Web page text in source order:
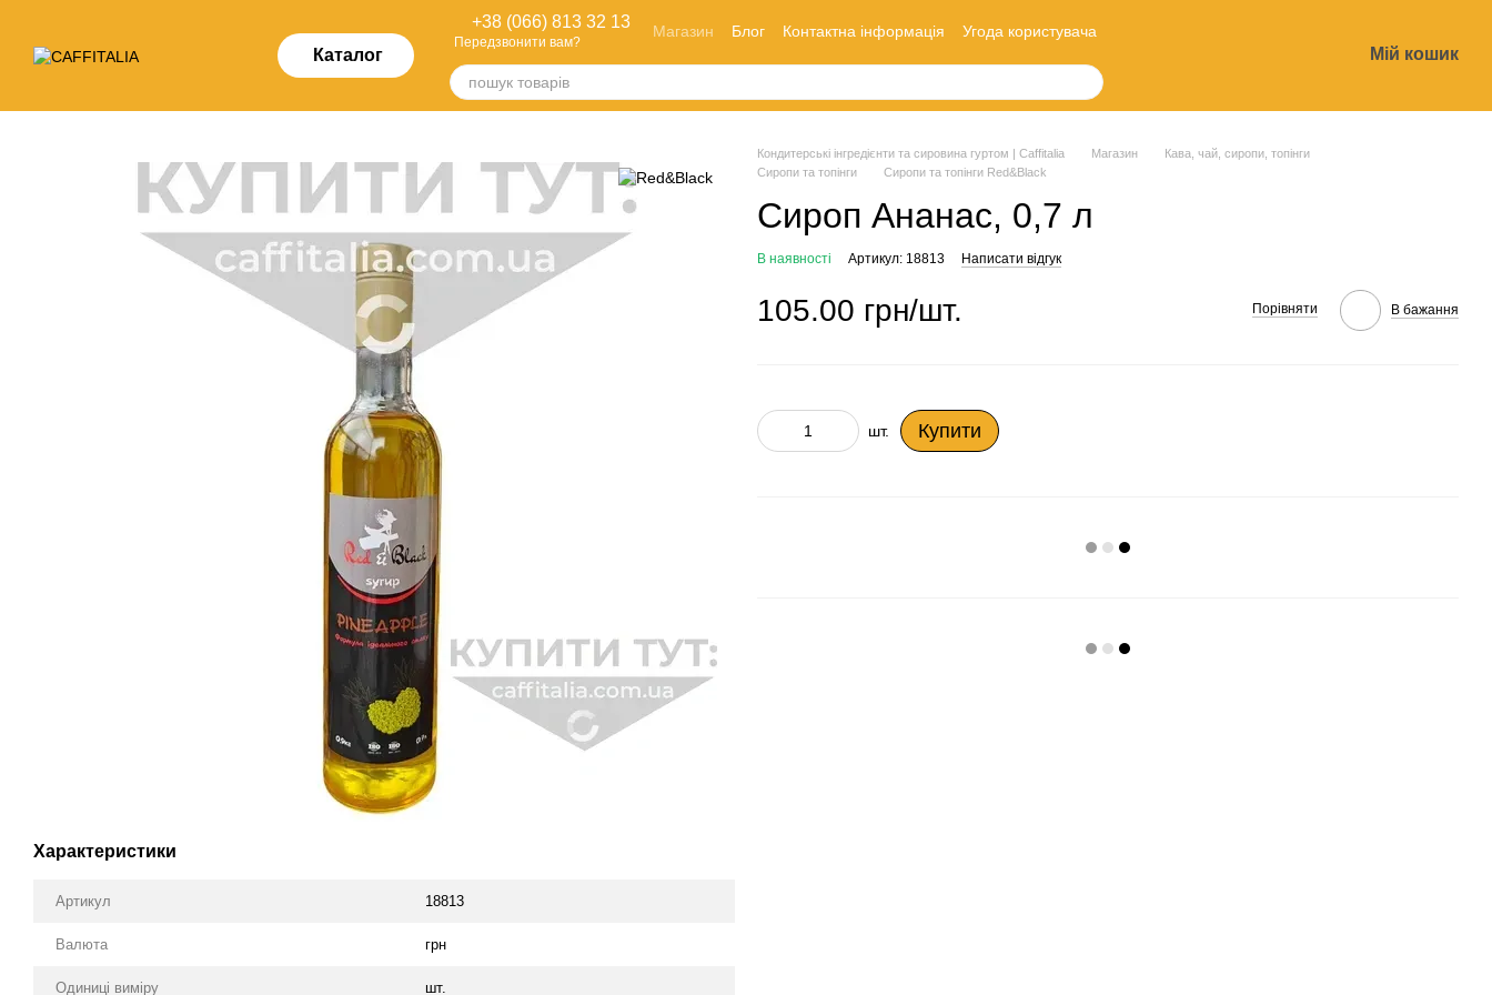
Каталог
+38 (066) 813 32 13
Передзвонити вам?
Магазин Блог Контактна інформація
Угода користувача
Мій кошик
Характеристики
Артикул 18813
Валюта грн
Одиниці виміру шт.
Кондитерські інгредієнти та сировина гуртом | Caffitalia Магазин
Кава, чай, сиропи, топінги
Сиропи та топінги
Сиропи та топінги Red&Black
Сироп Ананас, 0,7 л
В наявності Артикул: 18813 Написати відгук
105.00 грн/шт. Порівняти В бажання
шт. Купити